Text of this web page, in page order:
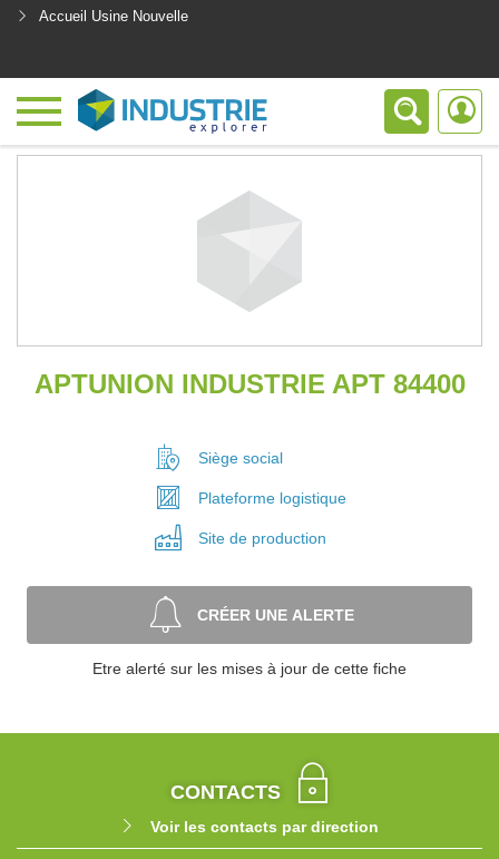
Accueil Usine Nouvelle
APTUNION INDUSTRIE APT 84400
Siège social
Plateforme logistique
Site de production
CRÉER UNE ALERTE
Etre alerté sur les mises à jour de cette fiche
CONTACTS
Voir les contacts par direction